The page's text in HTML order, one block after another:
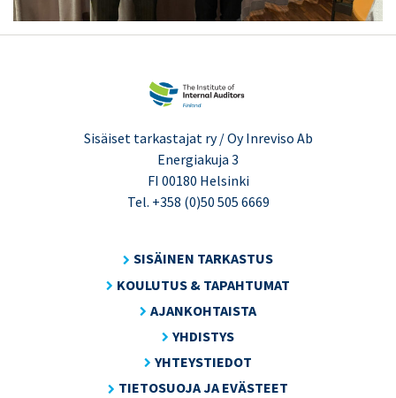
Sisäiset tarkastajat ry / Oy Inreviso Ab
Energiakuja 3
FI 00180 Helsinki
Tel. +358 (0)50 505 6669
SISÄINEN TARKASTUS
KOULUTUS & TAPAHTUMAT
AJANKOHTAISTA
YHDISTYS
YHTEYSTIEDOT
TIETOSUOJA JA EVÄSTEET